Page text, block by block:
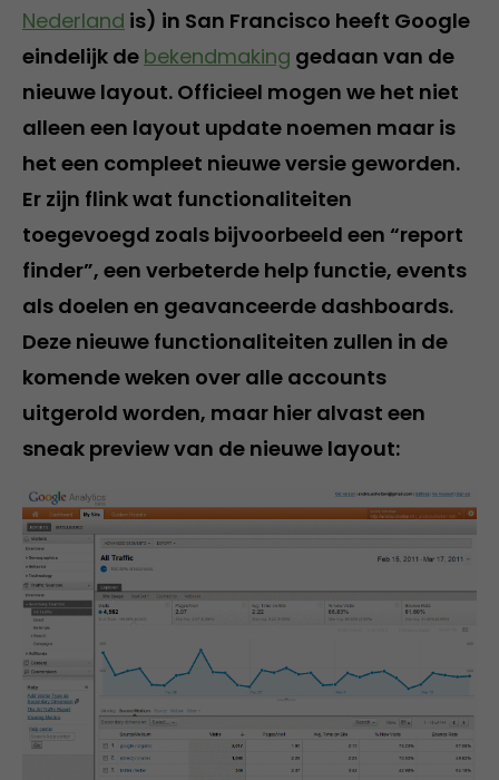
Nederland is) in San Francisco heeft Google
eindelijk de bekendmaking gedaan van de
nieuwe layout. Officieel mogen we het niet
alleen een layout update noemen maar is
het een compleet nieuwe versie geworden.
Er zijn flink wat functionaliteiten
toegevoegd zoals bijvoorbeeld een “report
finder”, een verbeterde help functie, events
als doelen en geavanceerde dashboards.
Deze nieuwe functionaliteiten zullen in de
komende weken over alle accounts
uitgerold worden, maar hier alvast een
sneak preview van de nieuwe layout: